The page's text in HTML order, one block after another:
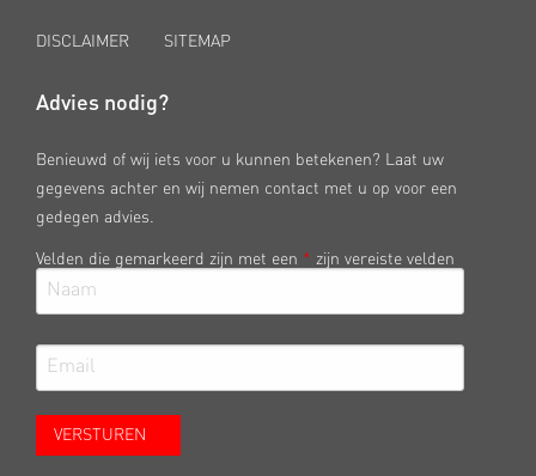
DISCLAIMER SITEMAP
Advies nodig?
Benieuwd of wij iets voor u kunnen betekenen? Laat uw
gegevens achter en wij nemen contact met u op voor een
gedegen advies.
Velden die gemarkeerd zijn met een * zijn vereiste velden